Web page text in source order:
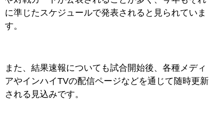
に準じたスケジュールで発表されると見られていま
す。
また、結果速報についても試合開始後、各種メディ
アやインハイTVの配信ページなどを通じて随時更新
される見込みです。